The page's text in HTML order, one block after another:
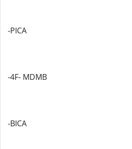
-PICA
-4F- MDMB
-BICA